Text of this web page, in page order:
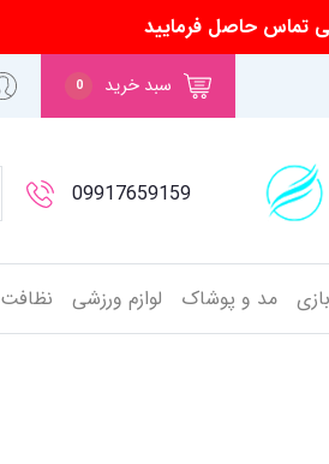
تماس حاصل فرمایید
سبد خرید 0
09917659159
مد و پوشاک لوازم ورزشی نظافت